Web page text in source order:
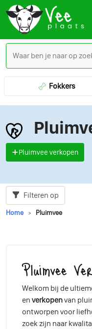
Fokkers
Pluimvee verkopen
Filteren op
Home Pluimvee
Pluimvee
Welkom bij de
en verkopenvan
ontworpen voor
zoek zijn naar